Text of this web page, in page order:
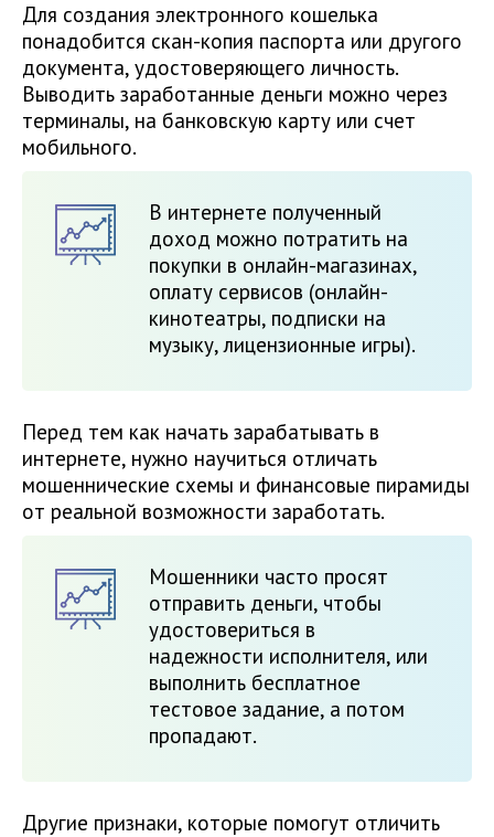
Для создания электронного кошелька
понадобится скан-копия паспорта или другого
документа, удостоверяющего личность.
Выводить заработанные деньги можно через
терминалы, на банковскую карту или счет
мобильного.
В интернете полученный
доход можно потратить на
покупки в онлайн-магазинах,
оплату сервисов (онлайн-
кинотеатры, подписки на
музыку, лицензионные игры).
Перед тем как начать зарабатывать в
интернете, нужно научиться отличать
мошеннические схемы и финансовые пирамиды
от реальной возможности заработать.
Мошенники часто просят
отправить деньги, чтобы
удостовериться в
надежности исполнителя, или
выполнить бесплатное
тестовое задание, а потом
пропадают.
Другие признаки, которые помогут отличить